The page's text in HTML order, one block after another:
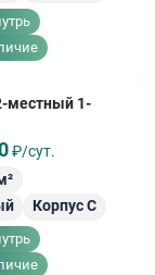
местный 1-
₽/сут.
Корпус С